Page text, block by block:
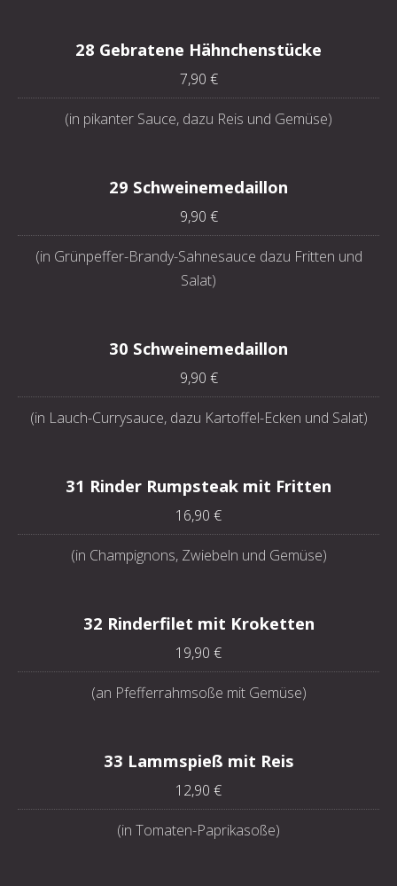
28 Gebratene Hähnchenstücke
7,90 €
(in pikanter Sauce, dazu Reis und Gemüse)
29 Schweinemedaillon
9,90 €
(in Grünpeffer-Brandy-Sahnesauce dazu Fritten und
Salat)
30 Schweinemedaillon
9,90 €
(in Lauch-Currysauce, dazu Kartoffel-Ecken und Salat)
31 Rinder Rumpsteak mit Fritten
16,90 €
(in Champignons, Zwiebeln und Gemüse)
32 Rinderfilet mit Kroketten
19,90 €
(an Pfefferrahmsoße mit Gemüse)
33 Lammspieß mit Reis
12,90 €
(in Tomaten-Paprikasoße)